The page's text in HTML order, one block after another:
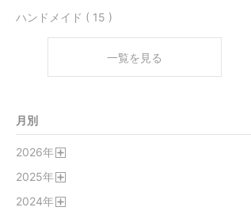
ハンドメイド ( 15 )
一覧を見る
月別
2026年
2025年
2024年